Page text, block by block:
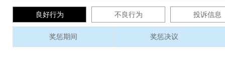
良好行为 不良行为 投诉信息
奖惩期间 奖惩决议